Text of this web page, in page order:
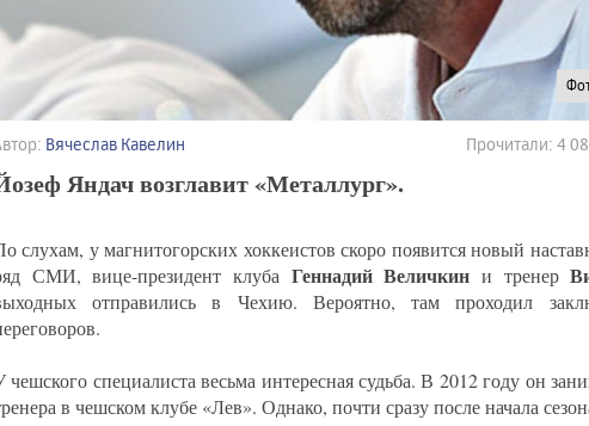
Вячеслав Кавелин Прочитали: 4
Яндач возглавит «Металлург».
слухам, у магнитогорских хоккеистов скоро появится новый
СМИ, вице-президент клуба Геннадий Величкин и тренер
отправились в Чехию. Вероятно, там проходил
чешского специалиста весьма интересная судьба. В 2012 году он
в чешском клубе «Лев». Однако, почти сразу после начала